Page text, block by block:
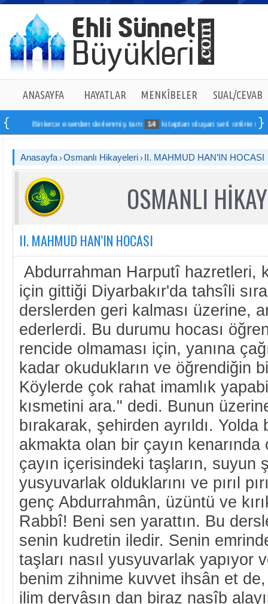
ANASAYFA HAYATLAR MENKÎBELER SUAL/CEVAB
Binlerce eserden derlenmiş tam 14 kitaptan oluşan seti online sipariş
Anasayfa Osmanlı Hikayeleri II. MAHMUD HAN’IN HOCASI
OSMANLI
II. MAHMUD HAN’IN HOCASI
Abdurrahman Harputî hazretleri,
için gittiği Diyarbakır'da tahsîli
derslerden geri kalması üzerine,
ederlerdi. Bu durumu hocası
rencide olmaması için, yanına
kadar okudukların ve öğrendiğin
Köylerde çok rahat imamlık
kısmetini ara." dedi. Bunun
bırakarak, şehirden ayrıldı. Yolda
akmakta olan bir çayın
çayın içerisindeki taşların, suyun
yusyuvarlak olduklarını ve pırıl
genç Abdurrahmân, üzüntü ve
Rabbî! Beni sen yarattın. Bu
senin kudretin iledir. Senin
taşları nasıl yusyuvarlak yapıyor
benim zihnime kuvvet ihsân et
ilim deryâsın dan biraz nasîb